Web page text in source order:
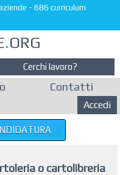
- 686 curriculum
.ORG
Cerchi lavoro?
Contatti
Accedi
o cartolibreria